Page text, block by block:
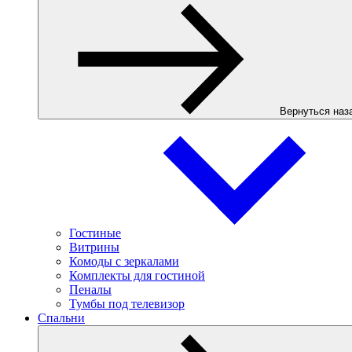
Вернуться
Гостиные
Витрины
Комоды с зеркалами
Комплекты для гостиной
Пеналы
Тумбы под телевизор
Спальни